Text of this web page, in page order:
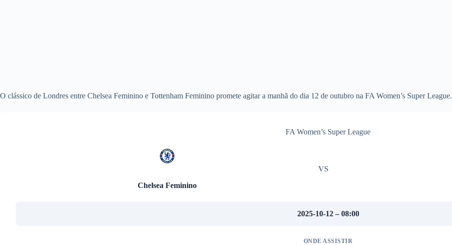
O clássico de Londres entre Chelsea Feminino e Tottenham Feminino promete agitar a manhã do dia 12 de outubro na FA Women’s Super League.
FA Women’s Super League
Chelsea Feminino
VS
2025-10-12 – 08:00
ONDE ASSISTIR